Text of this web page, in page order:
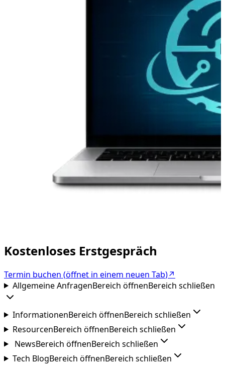
Kostenloses Erstgespräch
Termin buchen (öffnet in einem neuen Tab)↗
Allgemeine AnfragenBereich öffnenBereich schließen
InformationenBereich öffnenBereich schließen
ResourcenBereich öffnenBereich schließen
NewsBereich öffnenBereich schließen
Tech BlogBereich öffnenBereich schließen